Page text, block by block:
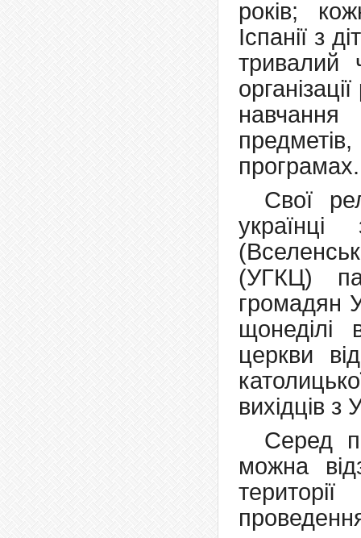
років;
Іспанії з
тривалий
програмах.
Свої
українці
(УГКЦ)
громадян
щонеділі
церкви
вихідців з
Серед
можна